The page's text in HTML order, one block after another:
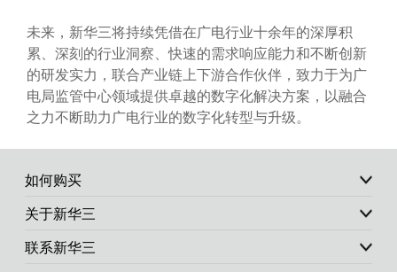
未来，新华三将持续凭借在广电行业十余年的深厚积
累、深刻的行业洞察、快速的需求响应能力和不断创新
的研发实力，联合产业链上下游合作伙伴，致力于为广
电局监管中心领域提供卓越的数字化解决方案，以融合
之力不断助力广电行业的数字化转型与升级。
如何购买
关于新华三
联系新华三